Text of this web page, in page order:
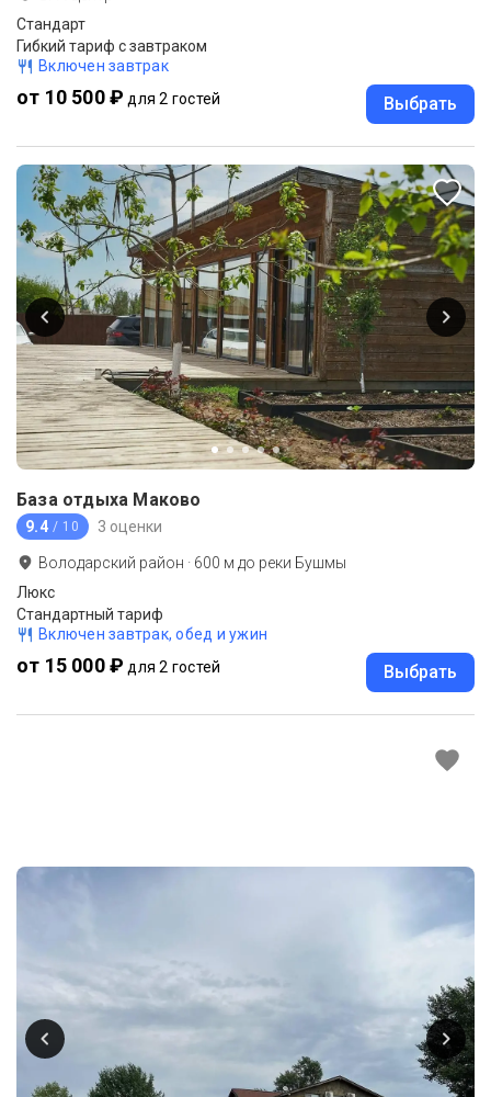
Стандарт
Гибкий тариф с завтраком
Включен завтрак
от 10 500 ₽ для 2 гостей Выбрать
База отдыха Маково
9.4 / 10 3 оценки
Володарский район · 600 м до реки Бушмы
Люкс
Стандартный тариф
Включен завтрак, обед и ужин
от 15 000 ₽ для 2 гостей Выбрать